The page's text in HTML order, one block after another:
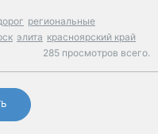
региональные
элита красноярский край
285 просмотров всего.